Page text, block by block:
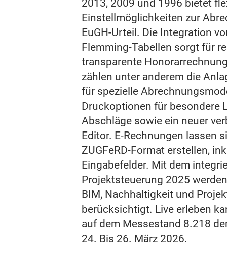
2013, 2009 und 1996 bietet
Einstellmöglichkeiten zur
EuGH‑Urteil. Die Integration
Flemming‑Tabellen sorgt für
transparente
zählen unter anderem die
für spezielle
Druckoptionen für besondere
Abschläge sowie ein neuer
Editor. E-Rechnungen lassen
ZUGFeRD-Format erstellen,
Eingabefelder. Mit dem
Projektsteuerung 2025
BIM, Nachhaltigkeit und
berücksichtigt. Live erleben
auf dem Messestand 8.218
24. Bis 26. März 2026.